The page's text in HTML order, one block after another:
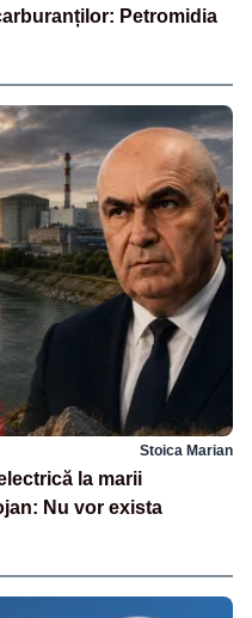
Petromidia
Stoica Marian
la marii
Nu vor exista